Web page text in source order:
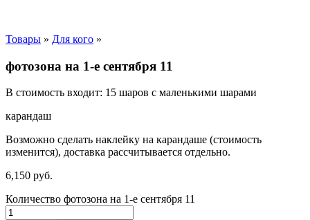
Товары » Для кого »
фотозона на 1-е сентября 11
В стоимость входит: 15 шаров с маленькими шарами
карандаш
Возможно сделать наклейку на карандаше (стоимость
изменится), доставка рассчитывается отдельно.
6,150 руб.
Количество фотозона на 1-е сентября 11